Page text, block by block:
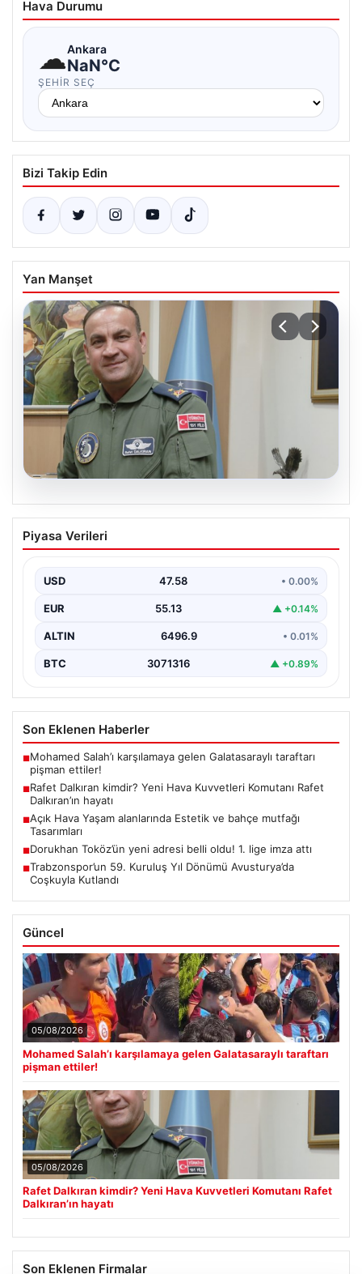
Hava Durumu
☁Ankara
NaN°C
ŞEHIR SEÇ
Bizi Takip Edin
Yan Manşet
05.08.2026
Rafet Dalkıran kimdir? Yeni Hava
Kuvvetleri Komutanı Rafet Dalkıran’ın
Piyasa Verileri
USD 47.58 • 0.00%
EUR 55.13 ▲ +0.14%
ALTIN 6496.9 • 0.01%
BTC 3071316 ▲ +0.89%
Son Eklenen Haberler
■Mohamed Salah’ı karşılamaya gelen Galatasaraylı taraftarı
pişman ettiler!
■Rafet Dalkıran kimdir? Yeni Hava Kuvvetleri Komutanı Rafet
Dalkıran’ın hayatı
■Açık Hava Yaşam alanlarında Estetik ve bahçe mutfağı
Tasarımları
■Dorukhan Toköz’ün yeni adresi belli oldu! 1. lige imza attı
■Trabzonspor’un 59. Kuruluş Yıl Dönümü Avusturya’da
Coşkuyla Kutlandı
Güncel
05/08/2026
Mohamed Salah’ı karşılamaya gelen Galatasaraylı taraftarı
pişman ettiler!
05/08/2026
Rafet Dalkıran kimdir? Yeni Hava Kuvvetleri Komutanı Rafet
Dalkıran’ın hayatı
Son Eklenen Firmalar